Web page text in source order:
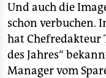
Und auch die
schon verbuchen.
hat Chefredakteur
des Jahres“
Manager vom